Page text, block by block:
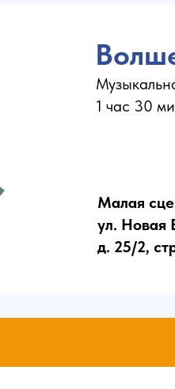
1 час 30
Малая
ул. Новая
д. 25/2,